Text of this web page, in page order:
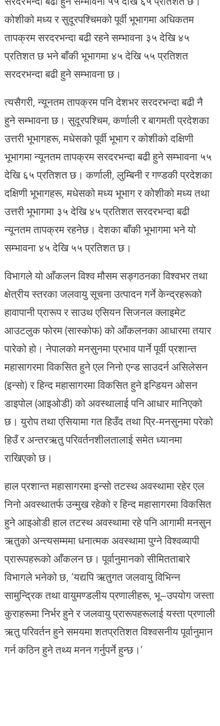
कोशीको मध्य र सुदूरपश्चिमको पूर्वी भूभागमा अधिकतम
तापक्रम सरदरभन्दा बढी रहने सम्भावना ३५ देखि ४५
प्रतिशत छ भने बाँकी भूभागमा ४५ देखि ५५ प्रतिशत
सरदरभन्दा बढी हुने सम्भावना छ।
त्यसैगरी, न्यूनतम तापक्रम पनि देशभर सरदरभन्दा बढी नै
हुने सम्भावना छ। सुदूरपश्चिम, कर्णाली र बागमती प्रदेशका
उत्तरी भूभागहरू, मधेसको पूर्वी भूभाग र कोशीको दक्षिणी
भूभागमा न्यूनतम तापक्रम सरदरभन्दा बढी हुने सम्भावना ५५
देखि ६५ प्रतिशत छ। कर्णाली, लुम्बिनी र गण्डकी प्रदेशका
दक्षिणी भूभागहरू, मधेसको मध्य भूभाग र कोशीको मध्य तथा
उत्तरी भूभागमा ३५ देखि ४५ प्रतिशत सरदरभन्दा बढी
न्यूनतम तापक्रम रहनेछ। देशका बाँकी भूभागमा भने यो
सम्भावना ४५ देखि ५५ प्रतिशत छ।
विभागले यो आँकलन विश्व मौसम सङ्गठनका विश्वभर तथा
क्षेत्रीय स्तरका जलवायु सूचना उत्पादन गर्ने केन्द्रहरूको
हावापानी प्रारूप र साउथ एसियन सिजनल क्लाइमेट
आउटलुक फोरम (सास्कोफ) को आँकलनका आधारमा तयार
पारेको हो। नेपालको मनसुनमा प्रभाव पार्ने पूर्वी प्रशान्त
महासागरमा विकसित हुने एल निनो एन्ड साउदर्न असिलेसन
(इन्सो) र हिन्द महासागरमा विकसित हुने इन्डियन ओसन
डाइपोल (आइओडी) को अवस्थालाई पनि आधार मानिएको
छ। युरोप तथा एसियामा गत हिउँद तथा प्रि-मनसुनमा परेको
हिउँ र अन्तरऋतु परिवर्तनशीलतालाई समेत ध्यानमा
राखिएको छ।
हाल प्रशान्त महासागरमा इन्सो तटस्थ अवस्थामा रहेर एल
निनो अवस्थातर्फ उन्मुख रहेको र हिन्द महासागरमा विकसित
हुने आइओडी हाल तटस्थ अवस्थामा रहे पनि आगामी मनसुन
ऋतुको अन्त्यसम्ममा धनात्मक अवस्थामा पुग्ने विश्वव्यापी
प्रारूपहरूको आँकलन छ। पूर्वानुमानको सीमितताबारे
विभागले भनेको छ, ‘यद्यपि ऋतुगत जलवायु विभिन्न
सामुन्द्रिक तथा वायुमण्डलीय प्रणालीहरू, भू–उपयोग जस्ता
कुराहरूमा निर्भर हुने र जलवायु प्रारूपहरूलाई यस्ता प्रणाली
ऋतु परिवर्तन हुने समयमा शतप्रतिशत विश्वसनीय पूर्वानुमान
गर्न कठिन हुने तथ्य मनन गर्नुपर्ने हुन्छ।’